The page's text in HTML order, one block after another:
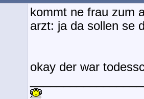
kommt ne frau zum
arzt: ja da sollen se
okay der war